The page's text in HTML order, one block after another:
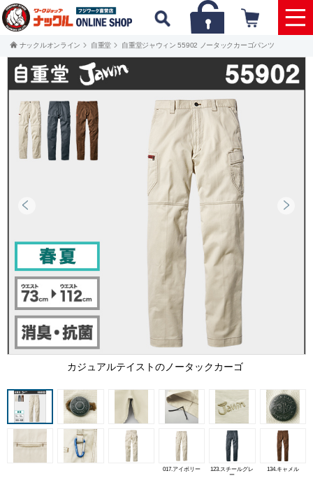
ナックルオンライン 自重堂 自重堂ジャウィン 55902 ノータックカーゴパンツ
カジュアルテイストのノータックカーゴ
017.アイボリー
123.スチールグレ
ー
134.キャメル